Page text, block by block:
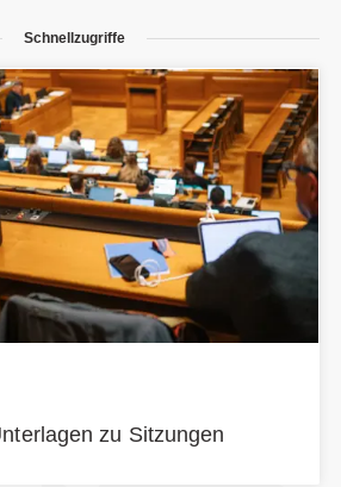
Schnellzugriffe
zu Sitzungen